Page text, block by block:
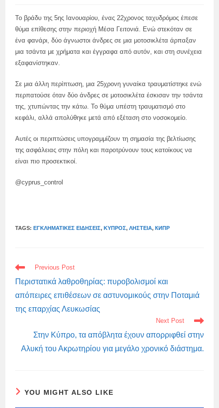
Το βράδυ της 5ης Ιανουαρίου, ένας 22χρονος ταχυδρόμος έπεσε
θύμα επίθεσης στην περιοχή Μέσα Γειτονιά. Ενώ στεκόταν σε
ένα φανάρι, δύο άγνωστοι άνδρες σε μια μοτοσικλέτα άρπαξαν
μια τσάντα με χρήματα και έγγραφα από αυτόν, και στη συνέχεια
εξαφανίστηκαν.
Σε μια άλλη περίπτωση, μια 25χρονη γυναίκα τραυματίστηκε ενώ
περπατούσε όταν δύο άνδρες σε μοτοσικλέτα έσκισαν την τσάντα
της, χτυπώντας την κάτω. Το θύμα υπέστη τραυματισμό στο
κεφάλι, αλλά απολύθηκε μετά από εξέταση στο νοσοκομείο.
Αυτές οι περιπτώσεις υπογραμμίζουν τη σημασία της βελτίωσης
της ασφάλειας στην πόλη και παροτρύνουν τους κατοίκους να
είναι πιο προσεκτικοί.
@cyprus_control
TAGS:ΕΓΚΛΗΜΑΤΙΚΈΣ ΕΙΔΉΣΕΙΣ, ΚΎΠΡΟΣ, ΛΗΣΤΕΊΑ, КИПР
READ
MORE
ARTICLES
Previous Post
Περιστατικά λαθροθηρίας: πυροβολισμοί και
απόπειρες επιθέσεων σε αστυνομικούς στην Ποταμιά
της επαρχίας Λευκωσίας
Next Post
Στην Κύπρο, τα απόβλητα έχουν απορριφθεί στην
Αλυκή του Ακρωτηρίου για μεγάλο χρονικό διάστημα.
YOU MIGHT ALSO LIKE